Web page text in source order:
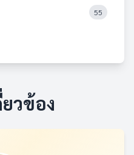
55
วข้อง